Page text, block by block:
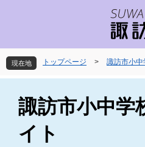
先
頭
を
飛
現在地 トップページ > 諏訪市小中
諏訪市小中学
イト